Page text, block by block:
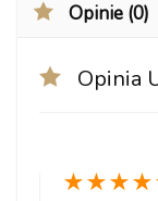
Opinie (0)
Opinia
★★★★